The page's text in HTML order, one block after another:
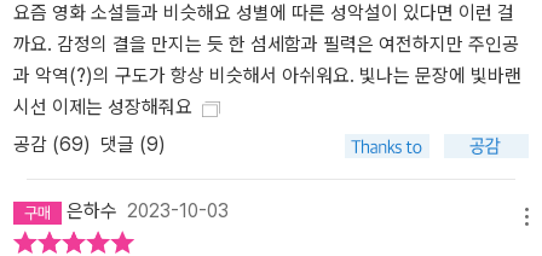
는 것이다. 「아주 희미한 빛으로도」가 집중해 그리는 것도 그런 복잡
한 어긋남과 화해의 과정이다. 은행에서 일하다가 뒤늦게 대학교 영
문과에 편입한 스물일곱 살의 ‘희원’은 “무채색 계열의 옷을 입고 한
국어 억양이 강한 영어로 또박또박 자기 생각을 말하는”(10쪽) 젊은
강사인 ‘그녀’에게 매료된다. 희원은 지적인 자극을 주는 그녀의 수업
을 통해 자신의 글이 다른 사람의 시선을 신경쓰는 ‘안전한 글쓰기’가
아니었는지 깊이 되돌아보게 되고, 조금 더 진지하고 용기 있게 글쓰
기에 다가가게 된다. 그러나 대학원에 진학하고 싶다고 말하는 자신
요즘 영화 소설들과 비슷해요 성별에 따른 성악설이 있다면 이런 걸
까요. 감정의 결을 만지는 듯 한 섬세함과 필력은 여전하지만 주인공
과 악역(?)의 구도가 항상 비슷해서 아쉬워요. 빛나는 문장에 빛바랜
시선 이제는 성장해줘요
공감 (69) 댓글 (9)
은하수 2023-10-03